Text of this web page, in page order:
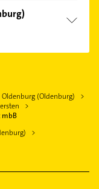
(Oldenburg)
mbB